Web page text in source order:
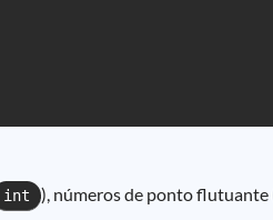
int ), números de ponto flutuante